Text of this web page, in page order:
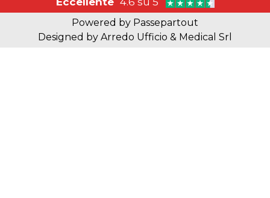
Powered by Passepartout
Designed by Arredo Ufficio & Medical Srl